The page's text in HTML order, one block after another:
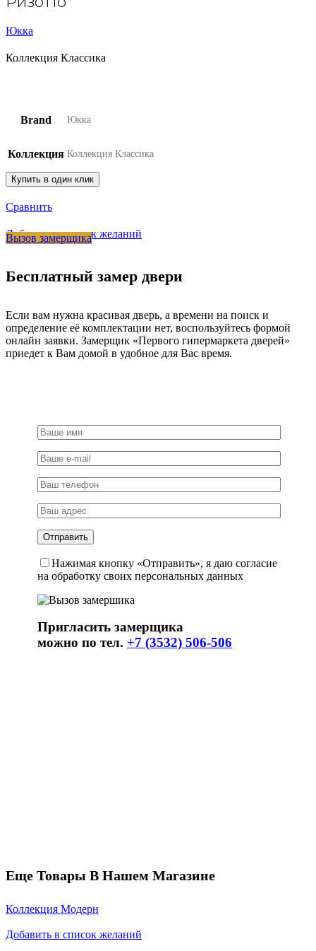
Юкка
Коллекция Классика
Brand Юкка
Коллекция Коллекция Классика
Купить в один клик
Сравнить
Добавить в список желаний
Вызов замерщика
Бесплатный замер двери
Если вам нужна красивая дверь, а времени на поиск и
определение её комплектации нет, воспользуйтесь формой
онлайн заявки. Замерщик «Первого гипермаркета дверей»
приедет к Вам домой в удобное для Вас время.
Нажимая кнопку «Отправить», я даю согласие
на обработку своих персональных данных
Пригласить замерщика
можно по тел. +7 (3532) 506-506
Еще Товары В Нашем Магазине
Коллекция Модерн
Добавить в список желаний